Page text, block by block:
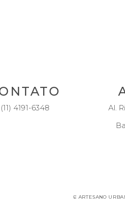
(11) 4191-6348
Al.
₢ ARTESANO